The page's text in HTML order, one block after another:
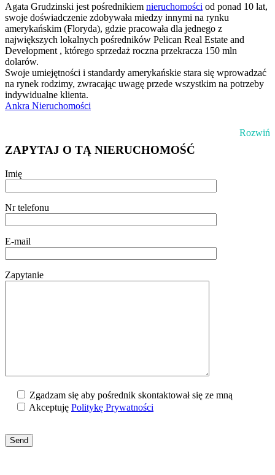
Agata Grudzinski jest pośrednikiem nieruchomości od ponad 10 lat,
swoje doświadczenie zdobywała miedzy innymi na rynku
amerykańskim (Floryda), gdzie pracowała dla jednego z
największych lokalnych pośredników Pelican Real Estate and
Development , którego sprzedaż roczna przekracza 150 mln
dolarów.
Swoje umiejętności i standardy amerykańskie stara się wprowadzać
na rynek rodzimy, zwracając uwagę przede wszystkim na potrzeby
indywidualne klienta.
Ankra Nieruchomości
Rozwiń
ZAPYTAJ O TĄ NIERUCHOMOŚĆ
Imię
Nr telefonu
E-mail
Zapytanie
Zgadzam się aby pośrednik skontaktował się ze mną
Akceptuję Politykę Prywatności